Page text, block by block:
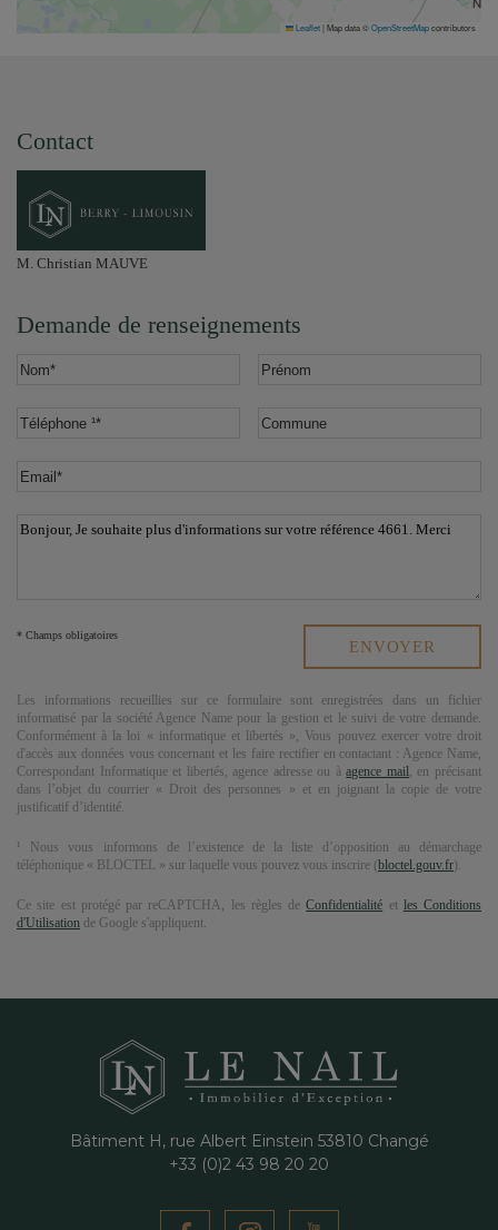
Leaflet| Map data ©OpenStreetMapcontributors
Contact
M. Christian MAUVE
Demande de renseignements
* Champs obligatoires
Les informations recueillies sur ce formulaire sont enregistrées dans un fichier
informatisé par la société Agence Namepour la gestion et le suivi de votre demande.
Conformément à la loi « informatique et libertés », Vous pouvez exercer votre droit
d'accès aux données vous concernant et les faire rectifier en contactant : Agence Name,
Correspondant Informatique et libertés,agence adresseou àagence mail, en précisant
dans l’objet du courrier « Droit des personnes » et en joignant la copie de votre
justificatif d’identité.
¹ Nous vous informons de l’existence de la liste d’opposition au démarchage
téléphonique « BLOCTEL » sur laquelle vous pouvez vous inscrire (bloctel.gouv.fr).
Ce site est protégé par reCAPTCHA, les règles deConfidentialité et les Conditions
d'Utilisation de Google s'appliquent.
Bâtiment H, rue Albert Einstein 53810 Changé
+33 (0)2 43 98 20 20